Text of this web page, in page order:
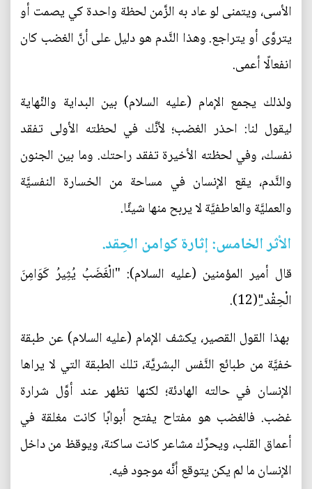
الأسى، ويتمنى لو عاد به الزَّمن لحظة واحدة كي يصمت أو
يتروَّى أو يتراجع. وهذا النَّدم هو دليل على أنَّ الغضب كان
انفعالًا أعمى.
ولذلك يجمع الإمام (عليه السلام) بين البداية والنِّهاية
ليقول لنا: احذر الغضب؛ لأنَّك في لحظته الأولى تفقد
نفسك، وفي لحظته الأخيرة تفقد راحتك. وما بين الجنون
والنَّدم، يقع الإنسان في مساحة من الخسارة النفسيَّة
والعمليَّة والعاطفيَّة لا يربح منها شيئًا.
الأثر الخامس: إثارة كوامن الحِقد.
قال أمير المؤمنين (عليه السلام): "الْغَضَبُ يُثِيرُ كَوَامِنَ
الْحِقْد"ِ(12).
بهذا القول القصير، يكشف الإمام (عليه السلام) عن طبقة
خفيَّة من طبائع النَّفس البشريَّة، تلك الطبقة التي لا يراها
الإنسان في حالته الهادئة؛ لكنها تظهر عند أوَّل شرارة
غضب. فالغضب هو مفتاح يفتح أبوابًا كانت مغلقة في
أعماق القلب، ويحرِّك مشاعر كانت ساكنة، ويوقظ من داخل
الإنسان ما لم يكن يتوقع أنَّه موجود فيه.